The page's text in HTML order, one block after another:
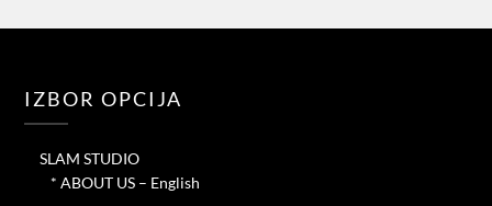
IZBOR OPCIJA
SLAM STUDIO
* ABOUT US – English